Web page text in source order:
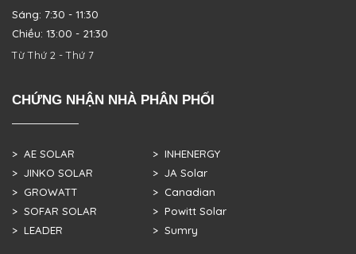
Sáng: 7:30 - 11:30
Chiều: 13:00 - 21:30
Từ Thứ 2 - Thứ 7
CHỨNG NHẬN NHÀ PHÂN PHỐI
> AE SOLAR
> JINKO SOLAR
> GROWATT
> SOFAR SOLAR
> LEADER
> INHENERGY
> JA Solar
> Canadian
> Powitt Solar
> Sumry